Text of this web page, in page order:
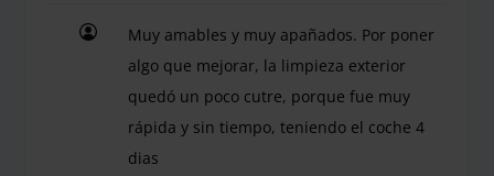
Muy amables y muy apañados. Por poner
algo que mejorar, la limpieza exterior
quedó un poco cutre, porque fue muy
rápida y sin tiempo, teniendo el coche 4
dias